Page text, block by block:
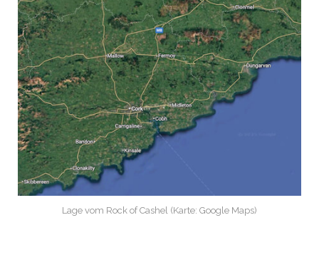
Lage vom Rock of Cashel (Karte: Google Maps)